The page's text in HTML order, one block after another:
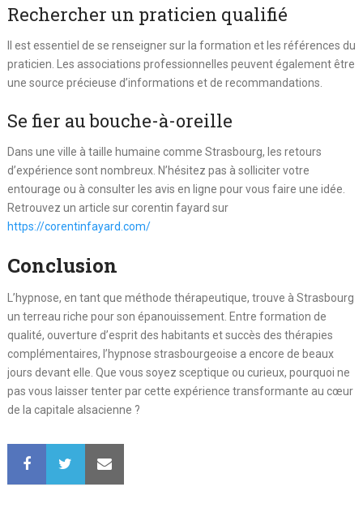
Rechercher un praticien qualifié
Il est essentiel de se renseigner sur la formation et les références du
praticien. Les associations professionnelles peuvent également être
une source précieuse d’informations et de recommandations.
Se fier au bouche-à-oreille
Dans une ville à taille humaine comme Strasbourg, les retours
d’expérience sont nombreux. N’hésitez pas à solliciter votre
entourage ou à consulter les avis en ligne pour vous faire une idée.
Retrouvez un article sur corentin fayard sur
https://corentinfayard.com/
Conclusion
L’hypnose, en tant que méthode thérapeutique, trouve à Strasbourg
un terreau riche pour son épanouissement. Entre formation de
qualité, ouverture d’esprit des habitants et succès des thérapies
complémentaires, l’hypnose strasbourgeoise a encore de beaux
jours devant elle. Que vous soyez sceptique ou curieux, pourquoi ne
pas vous laisser tenter par cette expérience transformante au cœur
de la capitale alsacienne ?